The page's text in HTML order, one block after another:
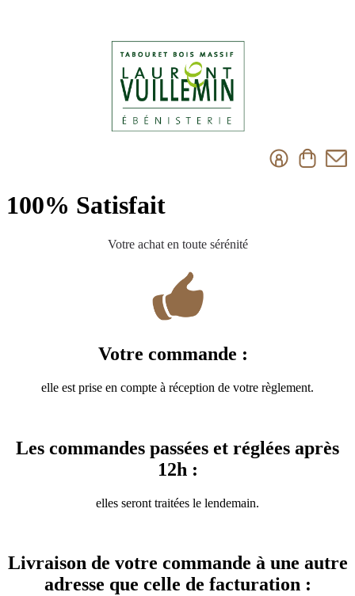
100% Satisfait
Votre achat en toute sérénité
Votre commande :
elle est prise en compte à réception de votre règlement.
Les commandes passées et réglées après
12h :
elles seront traitées le lendemain.
Livraison de votre commande à une autre
adresse que celle de facturation :